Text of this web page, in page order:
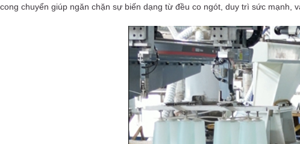
cong chuyển giúp ngăn chặn sự biến dạng từ đều co ngót, duy trì sức mạnh,